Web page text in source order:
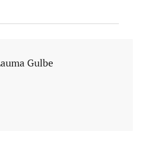
Lauma Gulbe